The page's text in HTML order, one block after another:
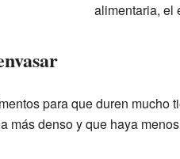
alimentaria, el
para que duren
más denso y que haya